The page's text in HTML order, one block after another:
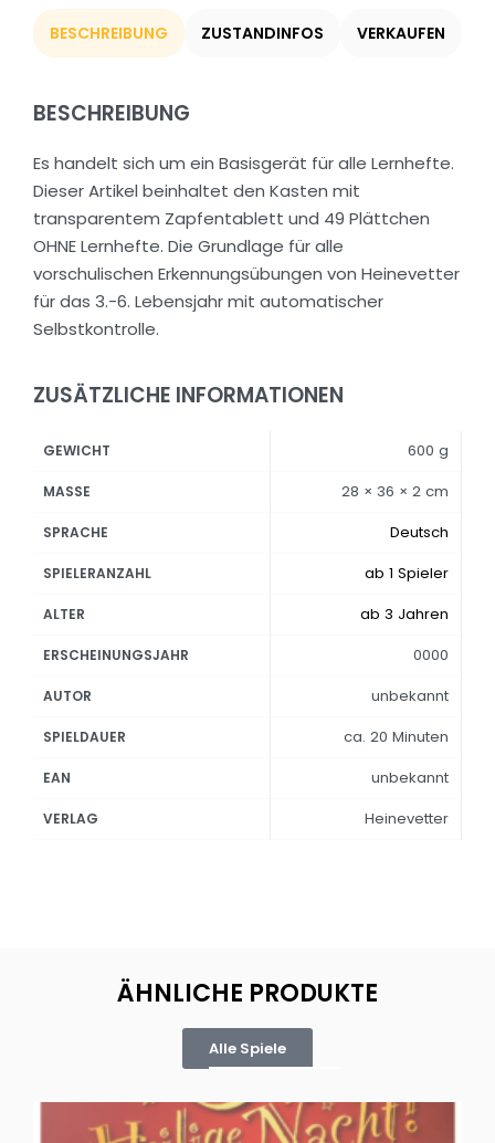
BESCHREIBUNG ZUSTANDINFOS VERKAUFEN
BESCHREIBUNG
Es handelt sich um ein Basisgerät für alle Lernhefte.
Dieser Artikel beinhaltet den Kasten mit
transparentem Zapfentablett und 49 Plättchen
OHNE Lernhefte. Die Grundlage für alle
vorschulischen Erkennungsübungen von Heinevetter
für das 3.-6. Lebensjahr mit automatischer
Selbstkontrolle.
ZUSÄTZLICHE INFORMATIONEN
GEWICHT 600 g
MASSE 28 × 36 × 2 cm
SPRACHE Deutsch
SPIELERANZAHL ab 1 Spieler
ALTER ab 3 Jahren
ERSCHEINUNGSJAHR 0000
AUTOR unbekannt
SPIELDAUER ca. 20 Minuten
EAN unbekannt
VERLAG Heinevetter
ÄHNLICHE PRODUKTE
Alle Spiele